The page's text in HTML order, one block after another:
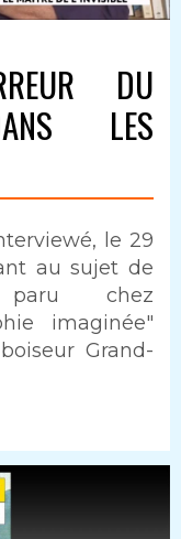
DU
LES
le 29
au sujet de
chez
imaginée"
Grand-